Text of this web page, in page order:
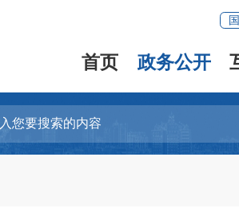
首页 政务公开